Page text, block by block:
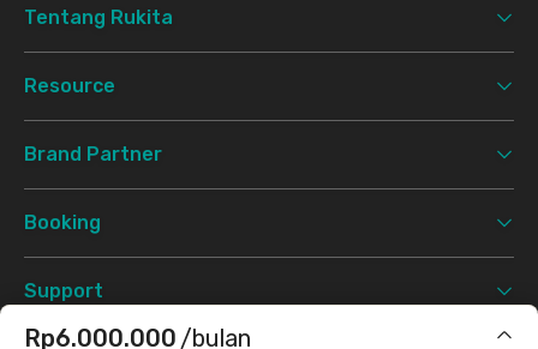
Rp6.000.000 /bulan
Tentang Rukita
Resource
Brand Partner
Booking
Support